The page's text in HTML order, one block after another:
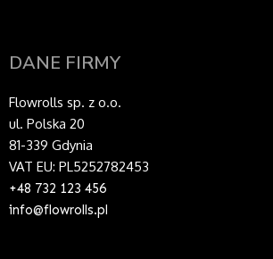
DANE FIRMY
Flowrolls sp. z o.o.
ul. Polska 20
81-339 Gdynia
VAT EU: PL5252782453
+48 732 123 456
info@flowrolls.pl